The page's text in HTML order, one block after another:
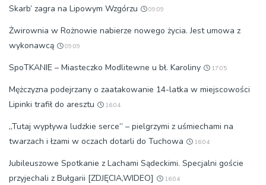
Skarb’ zagra na Lipowym Wzgórzu
09:09
Żwirownia w Rożnowie nabierze nowego życia. Jest umowa z
wykonawcą
09:09
SpoTKANIE – Miasteczko Modlitewne u bł. Karoliny 17:05
Mężczyzna podejrzany o zaatakowanie 14-latka w miejscowości
Lipinki trafił do aresztu
16:04
„Tutaj wypływa ludzkie serce” – pielgrzymi z uśmiechami na
twarzach i łzami w oczach dotarli do Tuchowa
16:04
Jubileuszowe Spotkanie z Lachami Sądeckimi. Specjalni goście
przyjechali z Bułgarii [ZDJĘCIA,WIDEO]
16:04